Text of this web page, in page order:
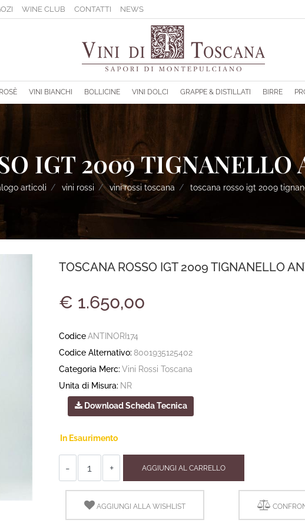
WINE CLUB CONTATTI NEWS
filtri disponibili.
VINI BIANCHI BOLLICINE VINI DOLCI GRAPPE & DISTILLATI BIRRE
IGT 2009
articoli vini rossi vini rossi toscana toscana rosso igt 2009
TOSCANA ROSSO IGT 2009 TIGNANELLO
€ 1.650,00
CodiceANTINORI174
Codice Alternativo: 8001935125402
Categoria Merc: Vini Rossi Toscana
Unita di Misura: NR
Download Scheda Tecnica
In Esaurimento
AGGIUNGI AL CARRELLO
AGGIUNGI ALLA WISHLIST